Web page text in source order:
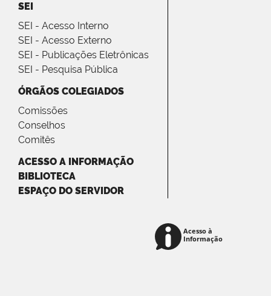
SEI
SEI - Acesso Interno
SEI - Acesso Externo
SEI - Publicações Eletrônicas
SEI - Pesquisa Pública
ÓRGÃOS COLEGIADOS
Comissões
Conselhos
Comitês
ACESSO A INFORMAÇÃO
BIBLIOTECA
ESPAÇO DO SERVIDOR